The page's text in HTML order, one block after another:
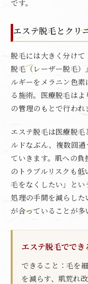
です。
エステ脱毛とクリ
脱毛には大きく分け
脱毛（レーザー脱毛
ルギーをメラニン色
る施術。医療脱毛は
の管理のもとで行われ
エステ脱毛は医療脱
ルドなぶん、複数回
ていきます。肌への
のトラブルリスクも
毛をなくしたい」と
処理の手間を減らし
が合っていることが多
エステ脱毛ででき
できること：毛を
を減らす、肌荒れ